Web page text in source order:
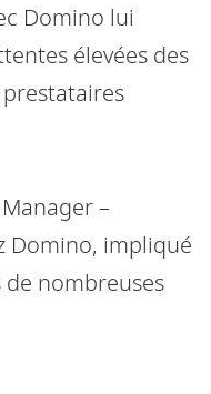
Domino lui
élevées des
–
Domino, impliqué
nombreuses